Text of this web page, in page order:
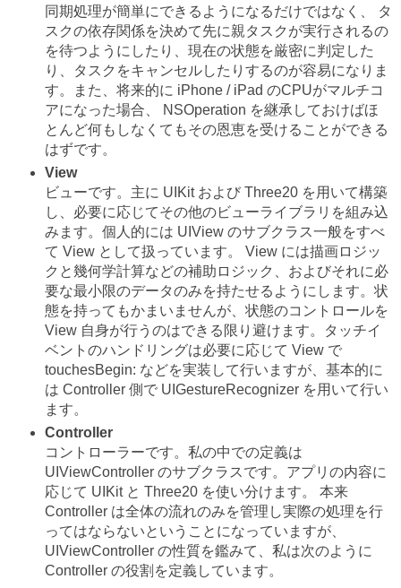
同期処理が簡単にできるようになるだけではなく、 タ
スクの依存関係を決めて先に親タスクが実行されるの
を待つようにしたり、現在の状態を厳密に判定した
り、タスクをキャンセルしたりするのが容易になりま
す。また、将来的に iPhone / iPad のCPUがマルチコ
アになった場合、 NSOperation を継承しておけばほ
とんど何もしなくてもその恩恵を受けることができる
はずです。
View
ビューです。主に UIKit および Three20 を用いて構築
し、必要に応じてその他のビューライブラリを組み込
みます。個人的には UIView のサブクラス一般をすべ
て View として扱っています。 View には描画ロジッ
クと幾何学計算などの補助ロジック、およびそれに必
要な最小限のデータのみを持たせるようにします。状
態を持ってもかまいませんが、状態のコントロールを
View 自身が行うのはできる限り避けます。タッチイ
ベントのハンドリングは必要に応じて View で
touchesBegin: などを実装して行いますが、基本的に
は Controller 側で UIGestureRecognizer を用いて行い
ます。
Controller
コントローラーです。私の中での定義は
UIViewController のサブクラスです。アプリの内容に
応じて UIKit と Three20 を使い分けます。 本来
Controller は全体の流れのみを管理し実際の処理を行
ってはならないということになっていますが、
UIViewController の性質を鑑みて、私は次のように
Controller の役割を定義しています。